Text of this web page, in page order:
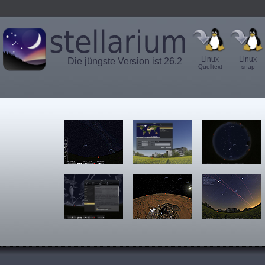
Die jüngste Version ist 26.2 Linux
Quelltext
Linux
snap